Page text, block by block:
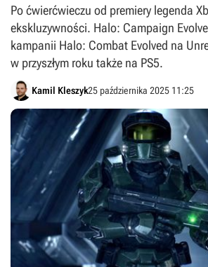
Po ćwierćwieczu od premiery legenda
ekskluzywności. Halo: Campaign
kampanii Halo: Combat Evolved na
w przyszłym roku także na PS5.
Kamil Kleszyk25 października 2025 11:25